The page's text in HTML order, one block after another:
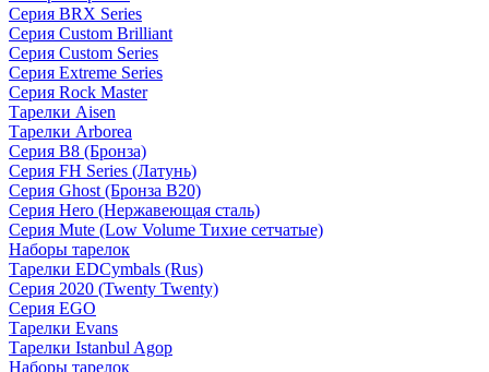
Серия BRX Series
Серия Custom Brilliant
Серия Custom Series
Серия Extreme Series
Серия Rock Master
Тарелки Aisen
Тарелки Arborea
Серия B8 (Бронза)
Серия FH Series (Латунь)
Серия Ghost (Бронза B20)
Серия Hero (Нержавеющая сталь)
Серия Mute (Low Volume Тихие сетчатые)
Наборы тарелок
Тарелки EDCymbals (Rus)
Серия 2020 (Twenty Twenty)
Серия EGO
Тарелки Evans
Тарелки Istanbul Agop
Наборы тарелок